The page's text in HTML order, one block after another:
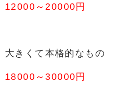
12000～20000円
大きくて本格的なもの
18000～30000円